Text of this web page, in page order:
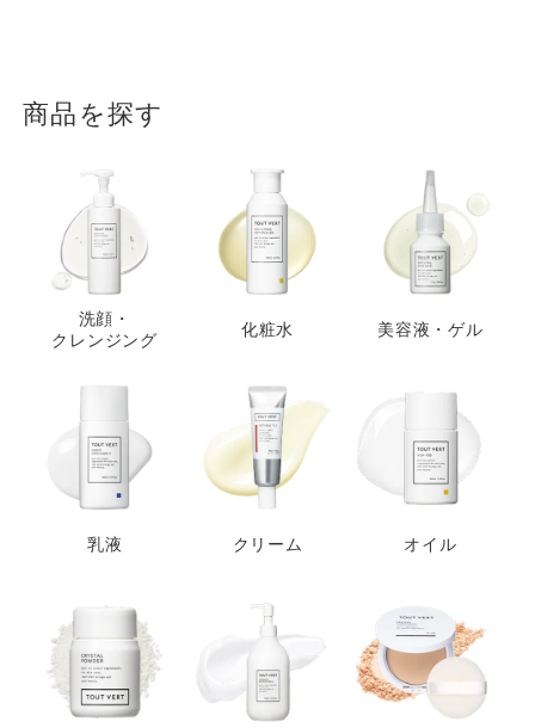
商品を探す
洗顔・
クレンジング
化粧水 美容液・ゲル
乳液 クリーム オイル